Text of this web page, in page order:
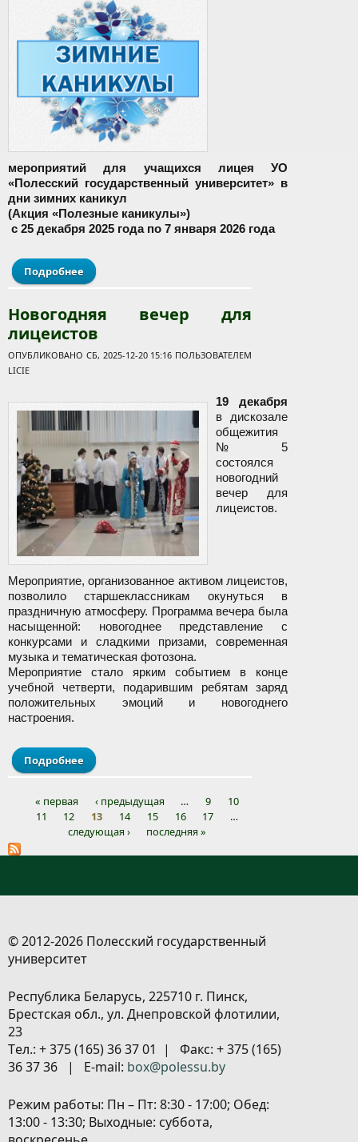
мероприятий для учащихся лицея УО
«Полесский государственный университет» в
дни зимних каникул
(Акция «Полезные каникулы»)
с 25 декабря 2025 года по 7 января 2026 года
Подробнее о Полезные каникулы
Новогодняя вечер для
лицеистов
ОПУБЛИКОВАНО СБ, 2025-12-20 15:16 ПОЛЬЗОВАТЕЛЕМ
LICIE
19 декабря
в дискозале
общежития
№5
состоялся
новогодний
вечер для
лицеистов.
Мероприятие, организованное активом лицеистов,
позволило старшеклассникам окунуться в
праздничную атмосферу. Программа вечера была
насыщенной: новогоднее представление с
конкурсами и сладкими призами, современная
музыка и тематическая фотозона.
Мероприятие стало ярким событием в конце
учебной четверти, подарившим ребятам заряд
положительных эмоций и новогоднего
настроения.
Подробнее о Новогодняя вечер для лицеистов
Страницы
« первая ‹ предыдущая … 9
10
11
12 13 14 15 16 17
…
следующая ›
последняя »
© 2012-2026 Полесский государственный
университет
Республика Беларусь, 225710 г. Пинск,
Брестская обл., ул. Днепровской флотилии,
23
Tел.: + 375 (165) 36 37 01 | Факс: + 375 (165)
36 37 36 | E-mail: box@polessu.by
Режим работы: Пн – Пт: 8:30 - 17:00; Обед:
13:00 - 13:30; Выходные: суббота,